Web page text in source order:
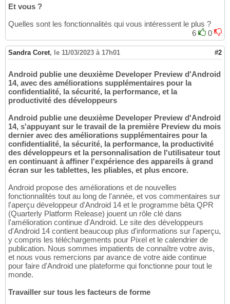
Et vous ?
Quelles sont les fonctionnalités qui vous intéressent le plus ?
6
0
Sandra Coret, le 11/03/2023 à 17h01 #2
Android publie une deuxième Developer Preview d'Android
14, avec des améliorations supplémentaires pour la
confidentialité, la sécurité, la performance, et la
productivité des développeurs
Android publie une deuxième Developer Preview d'Android
14, s'appuyant sur le travail de la première Preview du mois
dernier avec des améliorations supplémentaires pour la
confidentialité, la sécurité, la performance, la productivité
des développeurs et la personnalisation de l'utilisateur tout
en continuant à affiner l'expérience des appareils à grand
écran sur les tablettes, les pliables, et plus encore.
Android propose des améliorations et de nouvelles
fonctionnalités tout au long de l'année, et vos commentaires sur
l'aperçu développeur d'Android 14 et le programme bêta QPR
(Quarterly Platform Release) jouent un rôle clé dans
l'amélioration continue d'Android. Le site des développeurs
d'Android 14 contient beaucoup plus d'informations sur l'aperçu,
y compris les téléchargements pour Pixel et le calendrier de
publication. Nous sommes impatients de connaître votre avis,
et nous vous remercions par avance de votre aide continue
pour faire d'Android une plateforme qui fonctionne pour tout le
monde.
Travailler sur tous les facteurs de forme